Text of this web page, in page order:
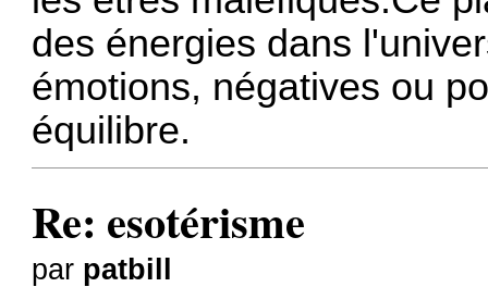
des énergies dans
émotions, négatives ou
équilibre.
Re: esotérisme
par patbill